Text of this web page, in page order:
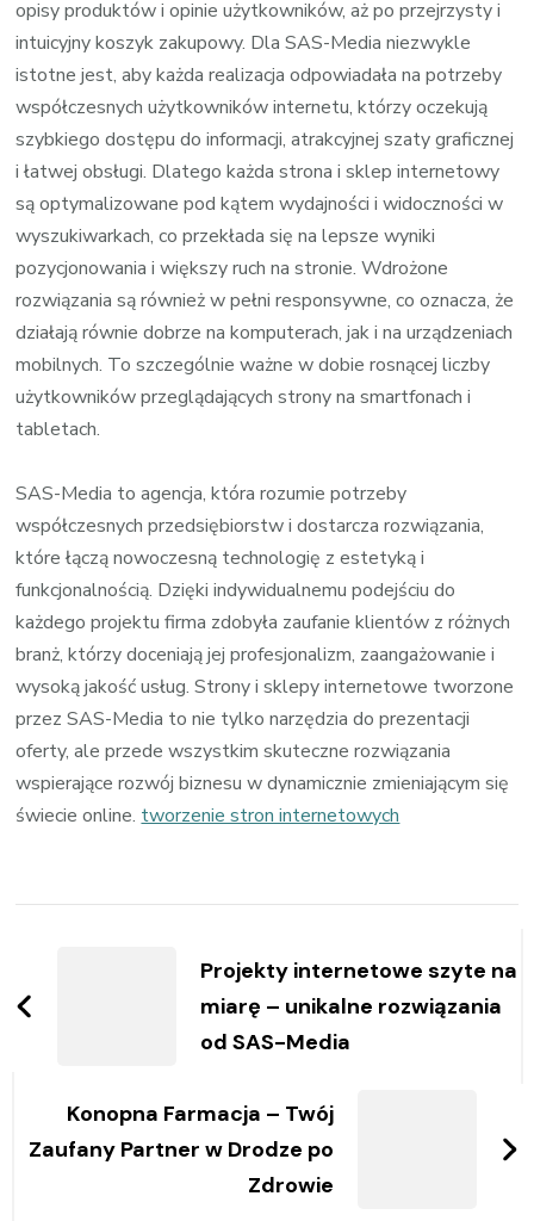
opisy produktów i opinie użytkowników, aż po przejrzysty i
intuicyjny koszyk zakupowy. Dla SAS-Media niezwykle
istotne jest, aby każda realizacja odpowiadała na potrzeby
współczesnych użytkowników internetu, którzy oczekują
szybkiego dostępu do informacji, atrakcyjnej szaty graficznej
i łatwej obsługi. Dlatego każda strona i sklep internetowy
są optymalizowane pod kątem wydajności i widoczności w
wyszukiwarkach, co przekłada się na lepsze wyniki
pozycjonowania i większy ruch na stronie. Wdrożone
rozwiązania są również w pełni responsywne, co oznacza, że
działają równie dobrze na komputerach, jak i na urządzeniach
mobilnych. To szczególnie ważne w dobie rosnącej liczby
użytkowników przeglądających strony na smartfonach i
tabletach.
SAS-Media to agencja, która rozumie potrzeby
współczesnych przedsiębiorstw i dostarcza rozwiązania,
które łączą nowoczesną technologię z estetyką i
funkcjonalnością. Dzięki indywidualnemu podejściu do
każdego projektu firma zdobyła zaufanie klientów z różnych
branż, którzy doceniają jej profesjonalizm, zaangażowanie i
wysoką jakość usług. Strony i sklepy internetowe tworzone
przez SAS-Media to nie tylko narzędzia do prezentacji
oferty, ale przede wszystkim skuteczne rozwiązania
wspierające rozwój biznesu w dynamicznie zmieniającym się
świecie online. tworzenie stron internetowych
Projekty internetowe szyte na
miarę – unikalne rozwiązania
od SAS-Media
Konopna Farmacja – Twój
Zaufany Partner w Drodze po
Zdrowie